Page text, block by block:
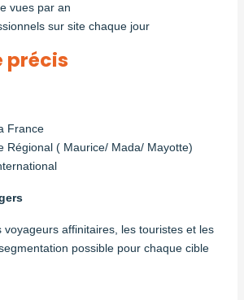
vues par an
sur site chaque jour
précis
France
Régional ( Maurice/ Mada/ Mayotte)
voyageurs affinitaires, les touristes et les
possible pour chaque cible